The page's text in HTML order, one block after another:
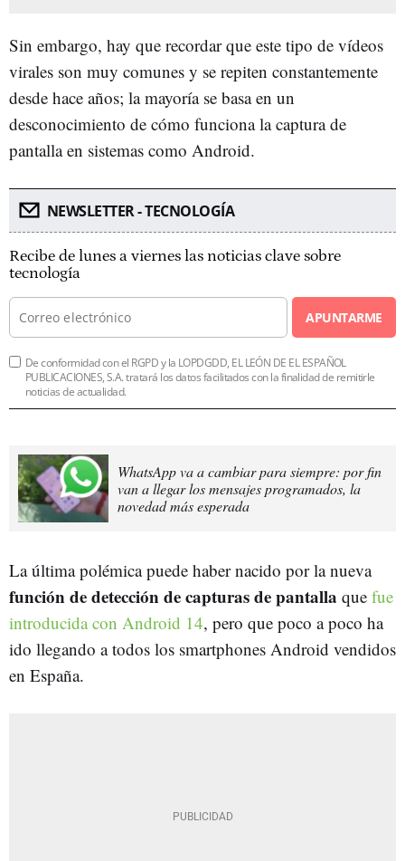
Sin embargo, hay que recordar que este tipo de vídeos
virales son muy comunes y se repiten constantemente
desde hace años; la mayoría se basa en un
desconocimiento de cómo funciona la captura de
pantalla en sistemas como Android.
NEWSLETTER - TECNOLOGÍA
Recibe de lunes a viernes las noticias clave sobre
tecnología
APUNTARME
De conformidad con el RGPD y la LOPDGDD, EL LEÓN DE EL ESPAÑOL
PUBLICACIONES, S.A. tratará los datos facilitados con la finalidad de remitirle
noticias de actualidad.
WhatsApp va a cambiar para siempre: por fin
van a llegar los mensajes programados, la
novedad más esperada
La última polémica puede haber nacido por la nueva
función de detección de capturas de pantalla que fue
introducida con Android 14, pero que poco a poco ha
ido llegando a todos los smartphones Android vendidos
en España.